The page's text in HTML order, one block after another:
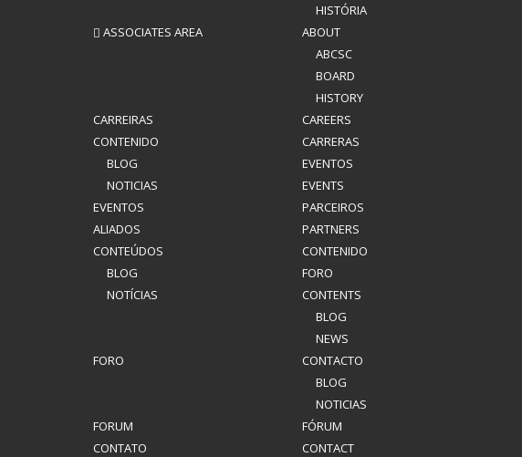
HISTÓRIA
ASSOCIATES AREA
ABOUT
ABCSC
BOARD
HISTORY
CARREIRAS
CAREERS
CONTENIDO
BLOG
NOTICIAS
CARRERAS
EVENTOS
EVENTS
EVENTOS
PARCEIROS
ALIADOS
PARTNERS
CONTEÚDOS
BLOG
NOTÍCIAS
CONTENIDO
FORO
CONTENTS
BLOG
NEWS
FORO
CONTACTO
BLOG
NOTICIAS
FORUM
FÓRUM
CONTATO
CONTACT